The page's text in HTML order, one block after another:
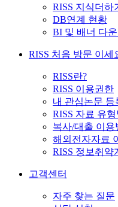
RISS 지식더하
DB연계 현황
BI 및 배너 다
RISS 처음 방문 이세
RISS란?
RISS 이용권한
내 관심논문 등
RISS 자료 유
복사/대출 이용
해외전자자료
RISS 정보취약
고객센터
자주 찾는 질문